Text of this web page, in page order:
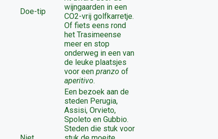
Doe-tip
wijngaarden in een
CO2-vrij golfkarretje.
Of fiets eens rond
het Trasimeense
meer en stop
onderweg in een van
de leuke plaatsjes
voor een pranzo of
aperitivo.
Een bezoek aan de
steden Perugia,
Assisi, Orvieto,
Spoleto en Gubbio.
Steden die stuk voor